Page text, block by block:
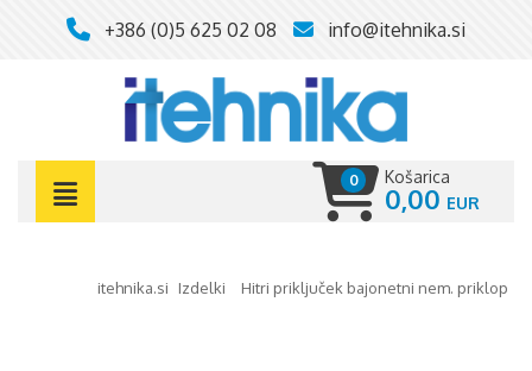
+386 (0)5 625 02 08 info@itehnika.si
Košarica
0
0,00
itehnika.si izdelki hitri priključek bajonetni nem. priklop